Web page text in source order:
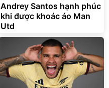
Andrey Santos hạnh phúc
khi được khoác áo Man
Utd